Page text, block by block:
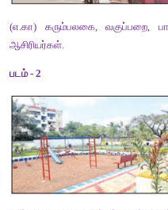
கட்டுரை எழுதுக.
முன்னுரை
தனி மரம் தோப்பாகாது.
ஒற்றுமையாக இருந்தால்
சான்றோர் பொன்மொழி